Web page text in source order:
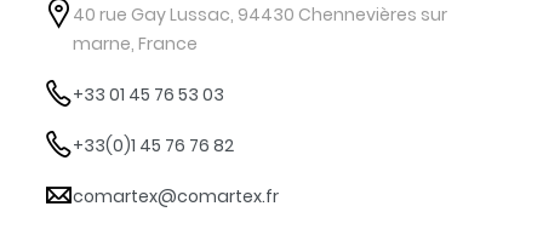
40 rue Gay Lussac, 94430 Chennevières sur
marne, France
+33 01 45 76 53 03
+33(0)1 45 76 76 82
comartex@comartex.fr